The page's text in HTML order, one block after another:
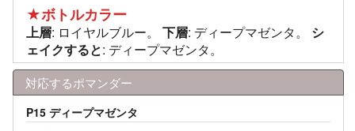
★ボトルカラー
上層: ロイヤルブルー。 下層: ディープマゼンタ。 シ
ェイクすると: ディープマゼンタ。
対応するポマンダー
P15 ディープマゼンタ